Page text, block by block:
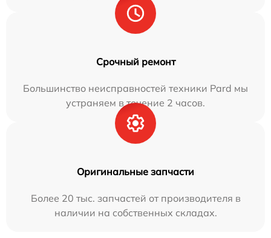
Срочный ремонт
Большинство неисправностей техники Pard мы
устраняем в течение 2 часов.
Оригинальные запчасти
Более 20 тыс. запчастей от производителя в
наличии на собственных складах.